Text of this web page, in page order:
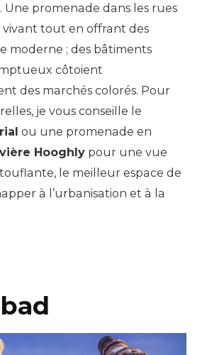
promenade dans les rues
vivant tout en offrant des
moderne ; des bâtiments
côtoient
des marchés colorés. Pour
je vous conseille le
ou une promenade en
Hooghly pour une vue
le meilleur espace de
à l’urbanisation et à la